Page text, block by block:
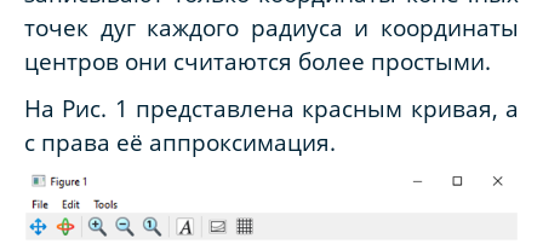
точек дуг каждого радиуса и координаты
центров они считаются более простыми.
На Рис. 1 представлена красным кривая, а
с права её аппроксимация.